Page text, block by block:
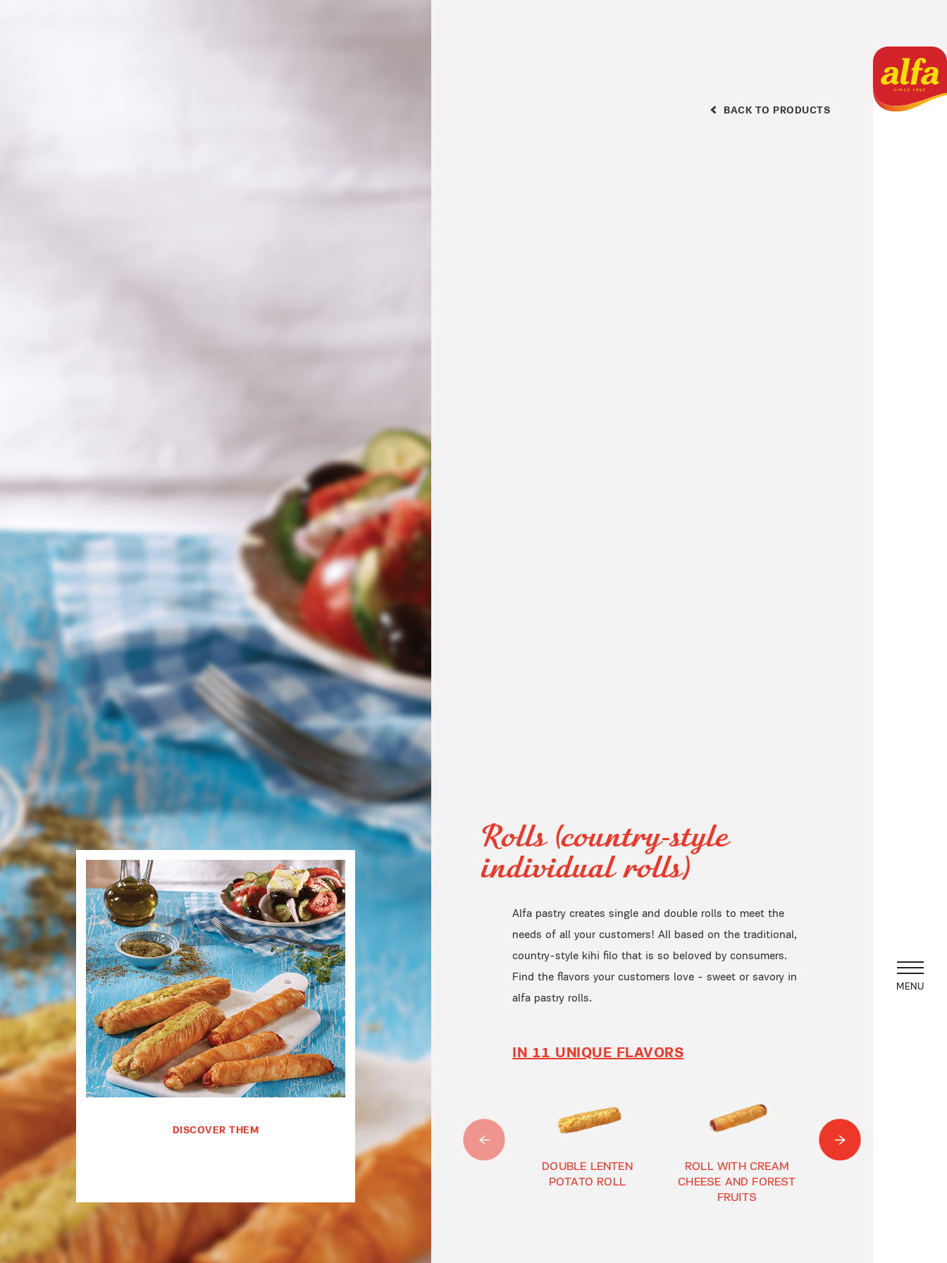
MENU
DISCOVER THEM
BACK TO PRODUCTS
Rolls (country-style
individual rolls)
Alfa pastry creates single and double rolls to meet the
needs of all your customers! All based on the traditional,
country-style kihi filo that is so beloved by consumers.
Find the flavors your customers love - sweet or savory in
alfa pastry rolls.
IN 11 UNIQUE FLAVORS
DOUBLE LENTEN
POTATO ROLL
ROLL WITH CREAM
CHEESE AND FOREST
FRUITS